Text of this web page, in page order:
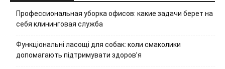
Профессиональная уборка офисов: какие задачи берет на
себя клининговая служба
Функціональні ласощі для собак: коли смаколики
допомагають підтримувати здоров’я